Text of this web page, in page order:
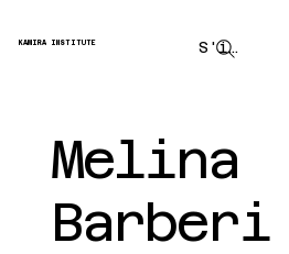
INSTITUTE S'inscrire
Melina
Barberi